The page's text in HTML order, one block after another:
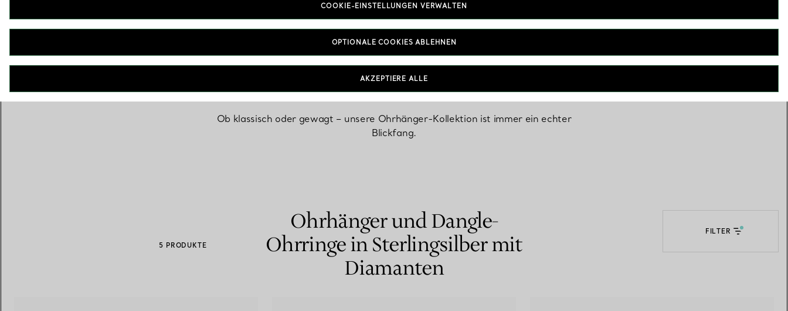
mit einem Tiffany-Diamantenexperten.
Ohrhänger und Dangle-
Ohrringe
Ob klassisch oder gewagt – unsere Ohrhänger-Kollektion ist immer ein echter
Blickfang.
5 PRODUKTE
Ohrhänger und Dangle-
Ohrringe in Sterlingsilber mit
Diamanten
FILTER
COOKIE-EINSTELLUNGEN VERWALTEN
OPTIONALE COOKIES ABLEHNEN
AKZEPTIERE ALLE